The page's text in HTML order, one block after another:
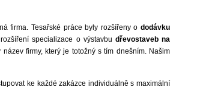
firma. Tesařské práce byly rozšířeny o dodávku
specializace o výstavbu dřevostaveb na
název firmy, který je totožný s tím dnešním. Našim
ke každé zakázce individuálně s maximální